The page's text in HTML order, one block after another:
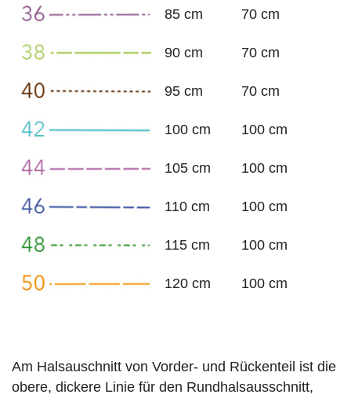
85 cm 70 cm
90 cm 70 cm
95 cm 70 cm
100 cm 100 cm
105 cm 100 cm
110 cm 100 cm
115 cm 100 cm
120 cm 100 cm
Am Halsauschnitt von Vorder- und Rückenteil ist die
obere, dickere Linie für den Rundhalsausschnitt,